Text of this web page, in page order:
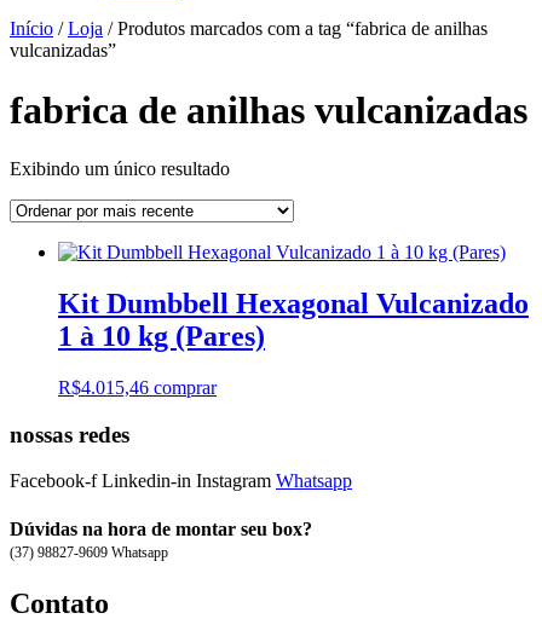
Início /Loja / Produtos marcados com a tag “fabrica de anilhas
vulcanizadas”
fabrica de anilhas vulcanizadas
Exibindo um único resultado
Kit Dumbbell Hexagonal Vulcanizado
1 à 10 kg (Pares)
R$4.015,46 comprar
nossas redes
Facebook-f Linkedin-in Instagram Whatsapp
Dúvidas na hora de montar seu box?
(37) 98827-9609 Whatsapp
Contato